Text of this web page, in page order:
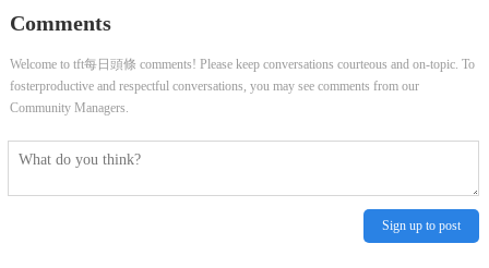
Comments
Welcome to tft每日頭條 comments! Please keep conversations courteous and on-topic. To
fosterproductive and respectful conversations, you may see comments from our
Community Managers.
Sign up to post